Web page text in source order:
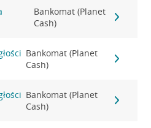
Bankomat (Planet
Cash)
Bankomat (Planet
Cash)
Bankomat (Planet
Cash)